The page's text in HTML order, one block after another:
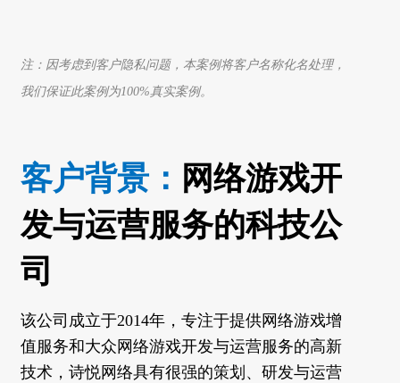
注：因考虑到客户隐私问题，本案例将客户名称化名处理，
我们保证此案例为100%真实案例。
客户背景： 网络游戏开
发与运营服务的科技公
司
该公司成立于2014年，专注于提供网络游戏增
值服务和大众网络游戏开发与运营服务的高新
技术，诗悦网络具有很强的策划、研发与运营